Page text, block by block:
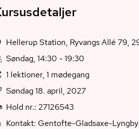
Søndag, 14:30 - 19:30
1 lektioner, 1 mødegang
Søndag 18. april, 2027
Hold nr.: 27126543
Kontakt: Gentofte-Gladsaxe-Lyngby